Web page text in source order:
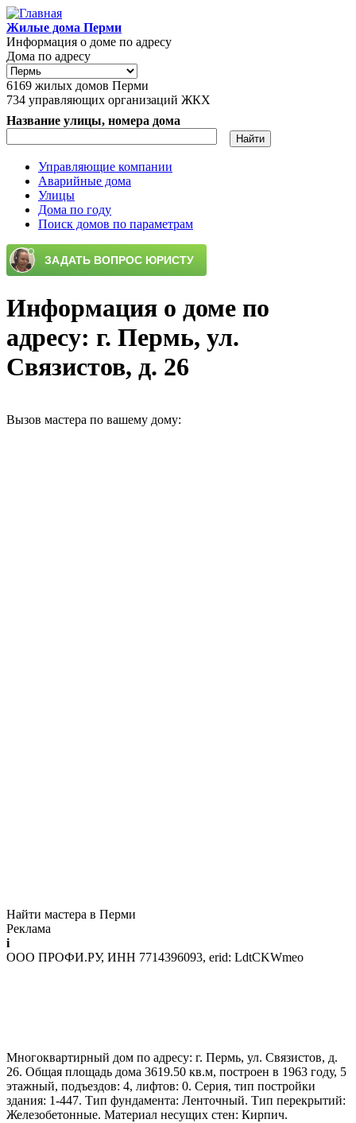
Перейти к основному содержанию
Жилые дома Перми
Информация о доме по адресу
Дома по адресу
6169 жилых домов Перми
734 управляющих организаций ЖКХ
Название улицы, номера дома
Главное меню
Управляющие компании
Аварийные дома
Улицы
Дома по году
Поиск домов по параметрам
Информация о доме по
адресу: г. Пермь, ул.
Связистов, д. 26
Вызов мастера по вашему дому:
Найти мастера в Перми
Реклама
i
ООО ПРОФИ.РУ, ИНН 7714396093, erid: LdtCKWmeo
Многоквартирный дом по адресу: г. Пермь, ул. Связистов, д.
26. Общая площадь дома 3619.50 кв.м, построен в 1963 году, 5
этажный, подъездов: 4, лифтов: 0. Серия, тип постройки
здания: 1-447. Тип фундамента: Ленточный. Тип перекрытий:
Железобетонные. Материал несущих стен: Кирпич.